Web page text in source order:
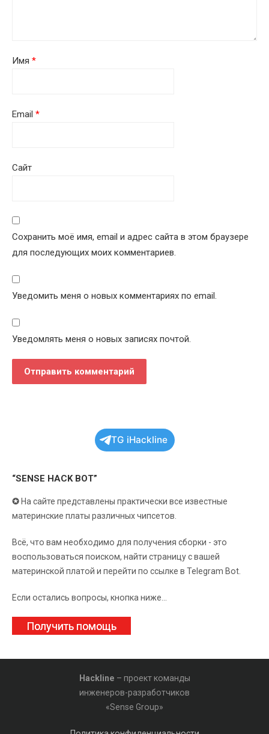
Имя *
Email *
Сайт
Сохранить моё имя, email и адрес сайта в этом браузере
для последующих моих комментариев.
Уведомить меня о новых комментариях по email.
Уведомлять меня о новых записях почтой.
TG iHackline
“SENSE HACK BOT”
✪ На сайте представлены практически все известные
материнские платы различных чипсетов.
Всё, что вам необходимо для получения сборки - это
воспользоваться поиском, найти страницу с вашей
материнской платой и перейти по ссылке в Telegram Bot.
Если остались вопросы, кнопка ниже...
Получить помощь
Hackline – проект команды
инженеров-разработчиков
«Sense Group»